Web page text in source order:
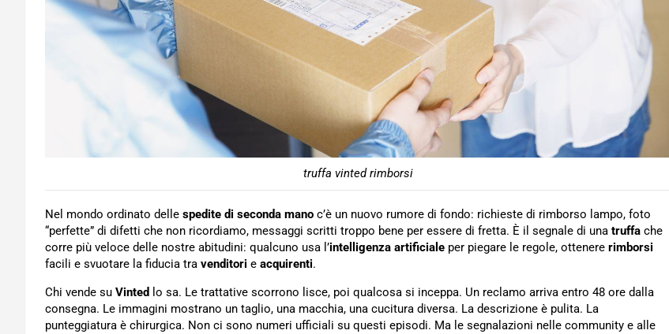
truffa vinted rimborsi
Nel mondo ordinato delle spedite di seconda mano c’è un nuovo rumore di fondo: richieste di rimborso lampo, foto
“perfette” di difetti che non ricordiamo, messaggi scritti troppo bene per essere di fretta. È il segnale di una truffa che
corre più veloce delle nostre abitudini: qualcuno usa l’intelligenza artificiale per piegare le regole, ottenere rimborsi
facili e svuotare la fiducia tra venditori e acquirenti.
Chi vende su Vinted lo sa. Le trattative scorrono lisce, poi qualcosa si inceppa. Un reclamo arriva entro 48 ore dalla
consegna. Le immagini mostrano un taglio, una macchia, una cucitura diversa. La descrizione è pulita. La
punteggiatura è chirurgica. Non ci sono numeri ufficiali su questi episodi. Ma le segnalazioni nelle community e alle